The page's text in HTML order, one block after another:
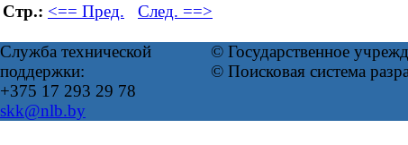
Стр.: <== Пред. След. ==>
Служба технической
поддержки:
+375 17 293 29 78
skk@nlb.by
© Государственное
© Поисковая система